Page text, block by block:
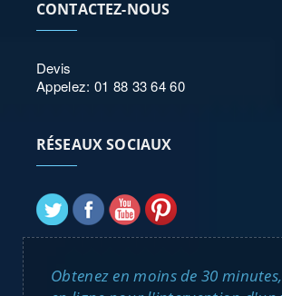
CONTACTEZ-NOUS
Devis
Appelez: 01 88 33 64 60
RÉSEAUX SOCIAUX
Obtenez en moins de 30